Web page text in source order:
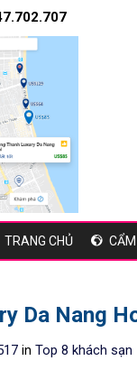
TRANG CHỦ CẨM
Da Nang
in Top 8 khách sạn